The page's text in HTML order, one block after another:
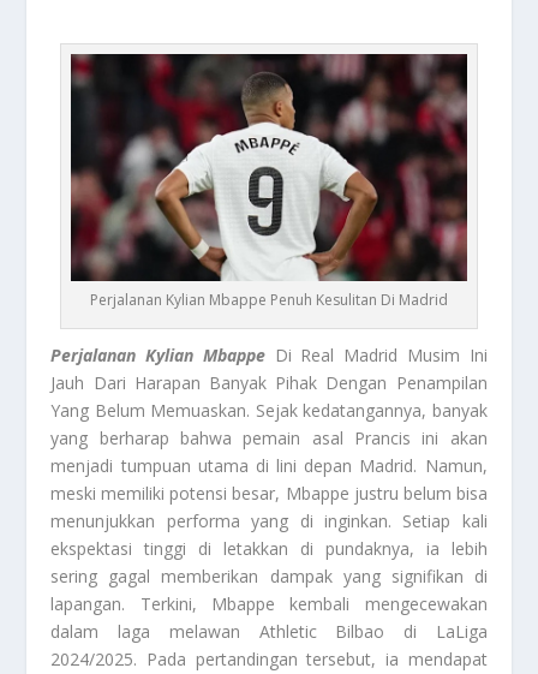
Perjalanan Kylian Mbappe Penuh Kesulitan Di Madrid
Perjalanan Kylian MbappeDi Real Madrid Musim Ini
Jauh Dari Harapan Banyak Pihak Dengan Penampilan
Yang Belum Memuaskan. Sejak kedatangannya, banyak
yang berharap bahwa pemain asal Prancis ini akan
menjadi tumpuan utama di lini depan Madrid. Namun,
meski memiliki potensi besar, Mbappe justru belum bisa
menunjukkan performa yang di inginkan. Setiap kali
ekspektasi tinggi di letakkan di pundaknya, ia lebih
sering gagal memberikan dampak yang signifikan di
lapangan. Terkini, Mbappe kembali mengecewakan
dalam laga melawan Athletic Bilbao di LaLiga
2024/2025. Pada pertandingan tersebut, ia mendapat